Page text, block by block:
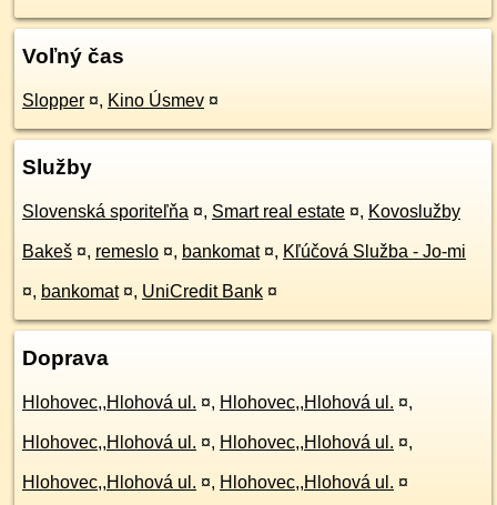
Voľný čas
Slopper ¤, Kino Úsmev ¤
Služby
Slovenská sporiteľňa ¤, Smart real estate ¤, Kovoslužby
Bakeš ¤, remeslo ¤, bankomat ¤, Kľúčová Služba - Jo-mi
¤, bankomat ¤, UniCredit Bank ¤
Doprava
Hlohovec,,Hlohová ul. ¤, Hlohovec,,Hlohová ul. ¤,
Hlohovec,,Hlohová ul. ¤, Hlohovec,,Hlohová ul. ¤,
Hlohovec,,Hlohová ul. ¤, Hlohovec,,Hlohová ul. ¤